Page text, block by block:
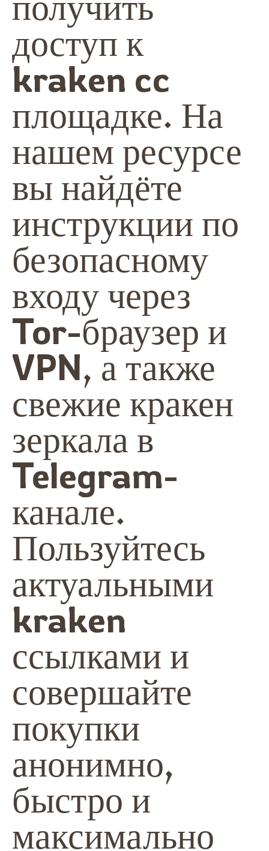
доступ к
kraken cc
площадке. На
нашем ресурсе
вы найдёте
инструкции по
безопасному
входу через
Tor-браузер и
VPN, а также
свежие кракен
зеркала в
Telegram-
канале.
Пользуйтесь
актуальными
kraken
ссылками и
совершайте
покупки
анонимно,
быстро и
максимально